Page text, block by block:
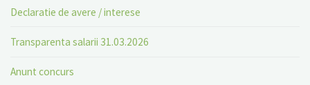
Declaratie de avere / interese
Transparenta salarii 31.03.2026
Anunt concurs